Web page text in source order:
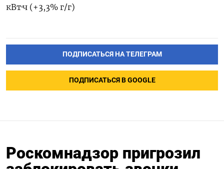
кВт·ч (+3,3% г/г)
ПОДПИСАТЬСЯ НА ТЕЛЕГРАМ
ПОДПИСАТЬСЯ В GOOGLE
Роскомнадзор пригрозил